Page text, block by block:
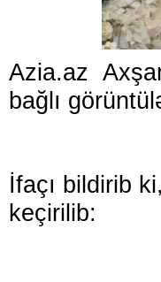
Azia.az
bağlı
İfaçı bildirib
keçirilib: